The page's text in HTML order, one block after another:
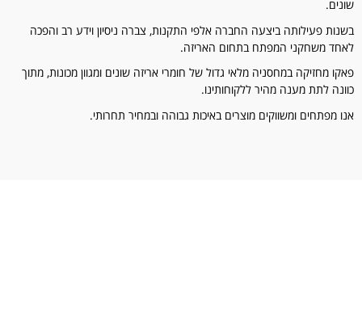
שונים.
בשנות פעילותה ביצעה החברה אלפי התקנות, צברה ניסיון וידע רב והפכה
לאחד משחקני המפתח בתחום האריזה.
פאקו מחזיקה במחסניה מלאי גדול של חומרי אריזה שונים ומגוון מכונות, מתוך
כוונה לתת מענה מהיר ללקוחותינו.
אנו מפתחים ומשווקים מוצרים באיכות גבוהה ובמחיר תחרותי.